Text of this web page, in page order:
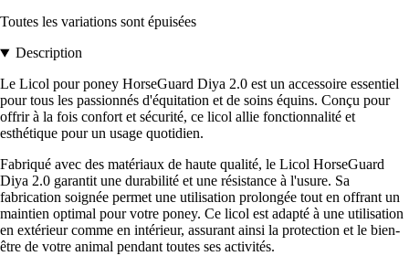
Toutes les variations sont épuisées
Description
Le Licol pour poney HorseGuard Diya 2.0 est un accessoire essentiel
pour tous les passionnés d'équitation et de soins équins. Conçu pour
offrir à la fois confort et sécurité, ce licol allie fonctionnalité et
esthétique pour un usage quotidien.
Fabriqué avec des matériaux de haute qualité, le Licol HorseGuard
Diya 2.0 garantit une durabilité et une résistance à l'usure. Sa
fabrication soignée permet une utilisation prolongée tout en offrant un
maintien optimal pour votre poney. Ce licol est adapté à une utilisation
en extérieur comme en intérieur, assurant ainsi la protection et le bien-
être de votre animal pendant toutes ses activités.